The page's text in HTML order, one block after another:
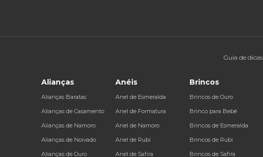
Guia de dicas
Alianças
Alianças Baratas
Alianças de Casamento
Alianças de Namoro
Alianças de Noivado
Alianças de Ouro
Anéis
Anel de Esmeralda
Anel de Formatura
Anel de Namoro
Anel de Rubi
Anel de Safira
Brincos
Brincos de Ouro
Brinco para Bebê
Brincos de Esmeralda
Brincos de Rubi
Brincos de Safira